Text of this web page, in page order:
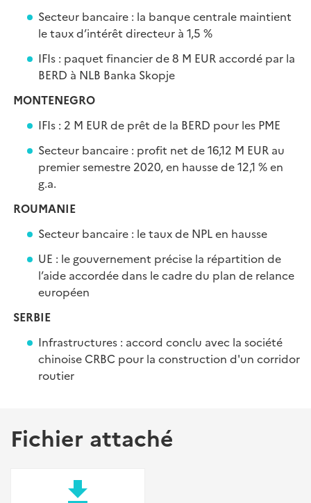
Secteur bancaire : la banque centrale maintient
le taux d’intérêt directeur à 1,5 %
IFIs : paquet financier de 8 M EUR accordé par la
BERD à NLB Banka Skopje
MONTENEGRO
IFIs : 2 M EUR de prêt de la BERD pour les PME
Secteur bancaire : profit net de 16,12 M EUR au
premier semestre 2020, en hausse de 12,1 % en
g.a.
ROUMANIE
Secteur bancaire : le taux de NPL en hausse
UE : le gouvernement précise la répartition de
l’aide accordée dans le cadre du plan de relance
européen
SERBIE
Infrastructures : accord conclu avec la société
chinoise CRBC pour la construction d'un corridor
routier
Fichier attaché
file_download